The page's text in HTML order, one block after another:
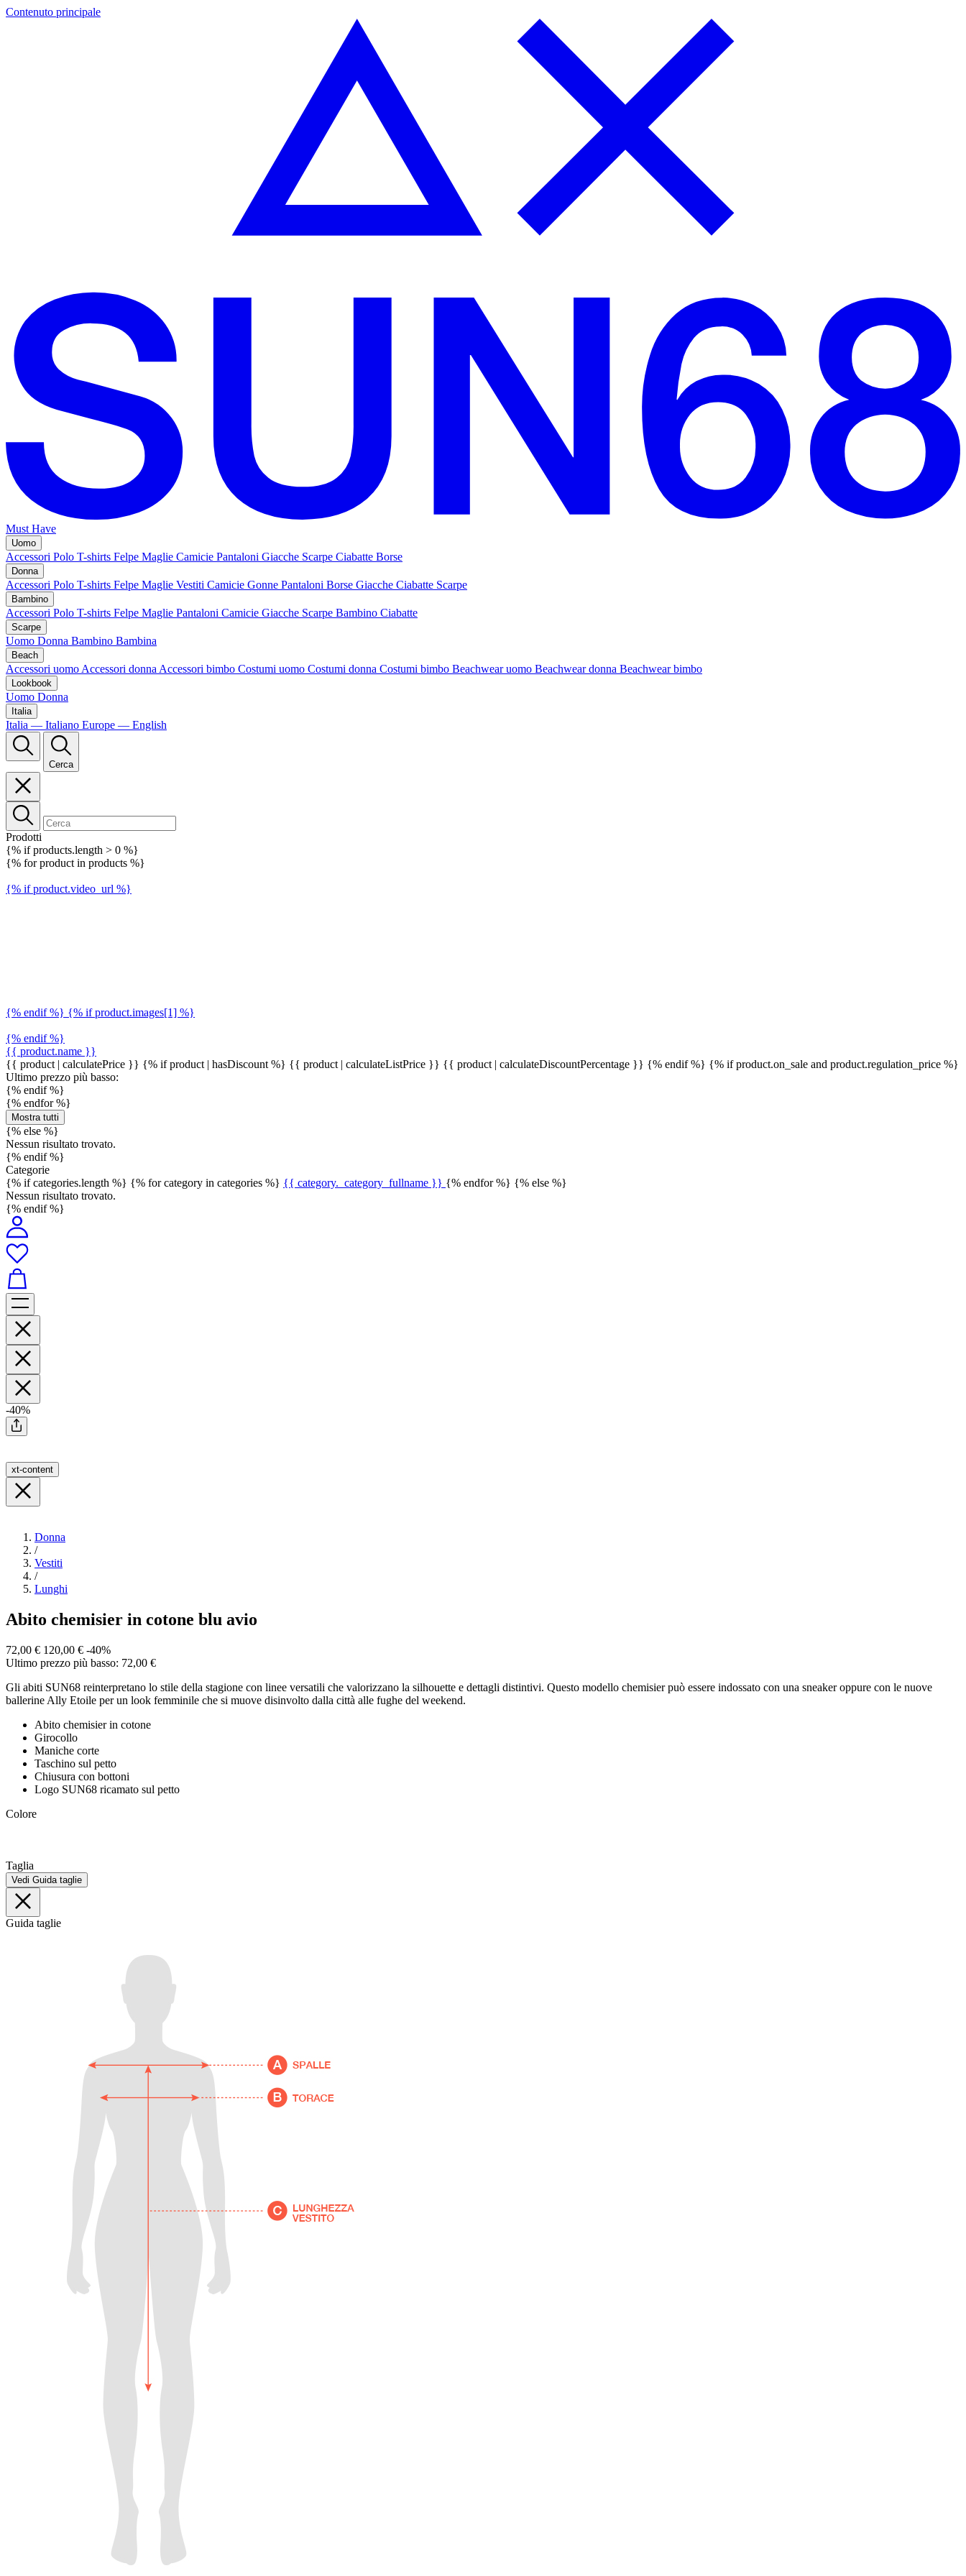
Contenuto principale
Must Have
Uomo
Accessori Polo T-shirts Felpe Maglie Camicie Pantaloni Giacche Scarpe Ciabatte Borse
Donna
Accessori Polo T-shirts Felpe Maglie Vestiti Camicie Gonne Pantaloni Borse Giacche Ciabatte Scarpe
Bambino
Accessori Polo T-shirts Felpe Maglie Pantaloni Camicie Giacche Scarpe Bambino Ciabatte
Scarpe
Uomo Donna Bambino Bambina
Beach
Accessori uomoAccessori donnaAccessori bimbo Costumi uomo Costumi donna Costumi bimbo Beachwear uomo Beachwear donna Beachwear bimbo
Lookbook
Uomo Donna
Italia
Italia — Italiano Europe — English
Cerca
Prodotti
{% if products.length > 0 %}
{% for product in products %}
{% if product.video_url %}
{% endif %} {% if product.images[1] %}
{% endif %}
{{ product.name }}
{{ product | calculatePrice }} {% if product | hasDiscount %} {{ product | calculateListPrice }} {{ product | calculateDiscountPercentage }} {% endif %} {% if product.on_sale and product.regulation_price %}
Ultimo prezzo più basso:
{% endif %}
{% endfor %}
Mostra tutti
{% else %}
Nessun risultato trovato.
{% endif %}
Categorie
{% if categories.length %} {% for category in categories %} {{ category._category_fullname }} {% endfor %} {% else %}
Nessun risultato trovato.
{% endif %}
-40%
xt-content
Donna
/
Vestiti
/
Lunghi
Abito chemisier in cotone blu avio
72,00 € 120,00 € -40%
Ultimo prezzo più basso: 72,00 €
Gli abiti SUN68 reinterpretano lo stile della stagione con linee versatili che valorizzano la silhouette e dettagli distintivi. Questo modello chemisier può essere indossato con una sneaker oppure con le nuove
ballerine Ally Etoile per un look femminile che si muove disinvolto dalla città alle fughe del weekend.
Abito chemisier in cotone
Girocollo
Maniche corte
Taschino sul petto
Chiusura con bottoni
Logo SUN68 ricamato sul petto
Colore
Taglia
Vedi Guida taglie
Guida taglie